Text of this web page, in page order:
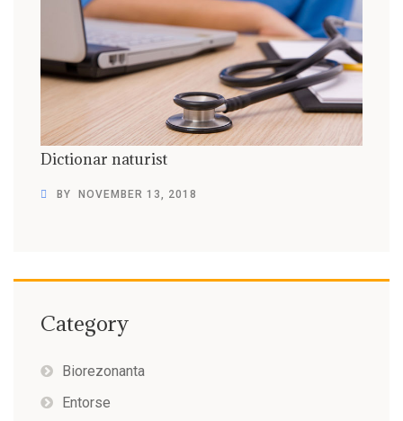
Dictionar naturist
BY NOVEMBER 13, 2018
Category
Biorezonanta
Entorse